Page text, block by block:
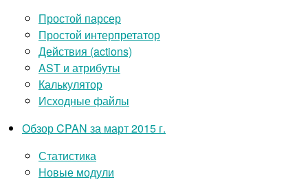
Простой парсер
Простой интерпретатор
Действия (actions)
AST и атрибуты
Калькулятор
Исходные файлы
Обзор CPAN за март 2015 г.
Статистика
Новые модули